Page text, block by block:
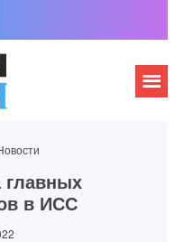
главных
в ИСС